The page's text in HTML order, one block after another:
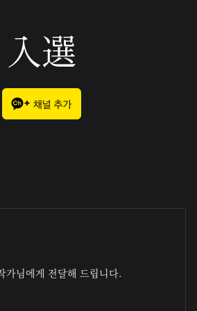
入選
가님에게 전달해 드립니다.